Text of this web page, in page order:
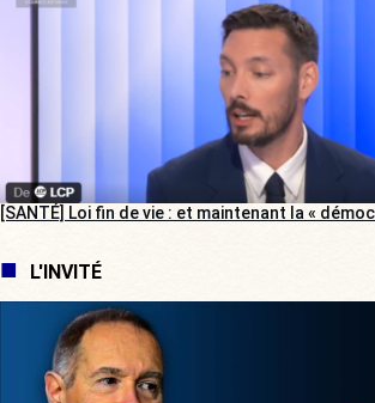
[SANTÉ] Loi fin de vie : et maintenant la «
L'INVITÉ